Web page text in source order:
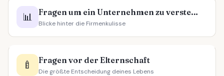
📊 Fragen um ein Unternehmen zu verstehen
Blicke hinter die Firmenkulisse
🍼 Fragen vor der Elternschaft
Die größte Entscheidung deines Lebens